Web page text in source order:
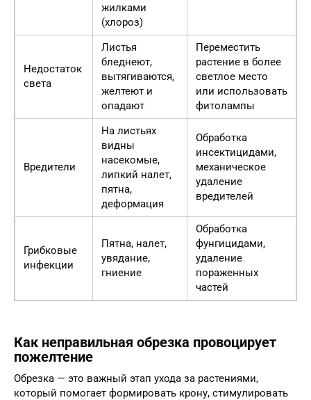
жилками
(хлороз)
Недостаток
света
Листья
бледнеют,
вытягиваются,
желтеют и
опадают
Переместить
растение в более
светлое место
или использовать
фитолампы
Вредители
На листьях
видны
насекомые,
липкий налет,
пятна,
деформация
Обработка
инсектицидами,
механическое
удаление
вредителей
Грибковые
инфекции
Пятна, налет,
увядание,
гниение
Обработка
фунгицидами,
удаление
пораженных
частей
Как неправильная обрезка провоцирует
пожелтение
Обрезка — это важный этап ухода за растениями,
который помогает формировать крону, стимулировать